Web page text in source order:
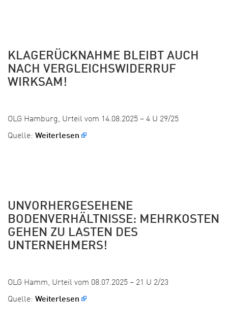
KLAGERÜCKNAHME BLEIBT AUCH
NACH VERGLEICHSWIDERRUF
WIRKSAM!
OLG Hamburg, Urteil vom 14.08.2025 – 4 U 29/25
Quelle: Weiterlesen
UNVORHERGESEHENE
BODENVERHÄLTNISSE: MEHRKOSTEN
GEHEN ZU LASTEN DES
UNTERNEHMERS!
OLG Hamm, Urteil vom 08.07.2025 – 21 U 2/23
Quelle: Weiterlesen